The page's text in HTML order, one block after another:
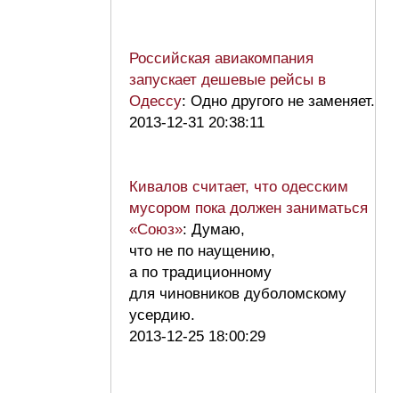
Российская авиакомпания
запускает дешевые рейсы в
Одессу: Одно другого не заменяет.
2013-12-31 20:38:11
Кивалов считает, что одесским
мусором пока должен заниматься
«Союз»: Думаю,
что не по наущению,
а по традиционному
для чиновников дуболомскому
усердию.
2013-12-25 18:00:29